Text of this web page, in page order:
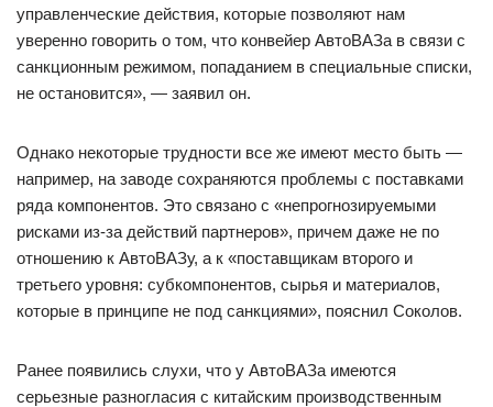
управленческие действия, которые позволяют нам
уверенно говорить о том, что конвейер АвтоВАЗа в связи с
санкционным режимом, попаданием в специальные списки,
не остановится», — заявил он.
Однако некоторые трудности все же имеют место быть —
например, на заводе сохраняются проблемы с поставками
ряда компонентов. Это связано с «непрогнозируемыми
рисками из-за действий партнеров», причем даже не по
отношению к АвтоВАЗу, а к «поставщикам второго и
третьего уровня: субкомпонентов, сырья и материалов,
которые в принципе не под санкциями», пояснил Соколов.
Ранее появились слухи, что у АвтоВАЗа имеются
серьезные разногласия с китайским производственным